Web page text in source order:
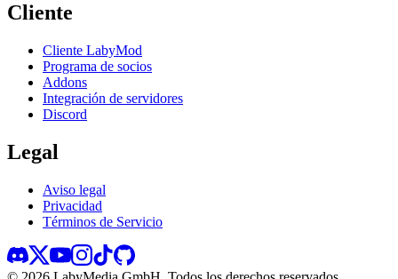
Cliente
Cliente LabyMod
Programa de socios
Addons
Integración de servidores
Discord
Legal
Aviso legal
Privacidad
Términos de Servicio